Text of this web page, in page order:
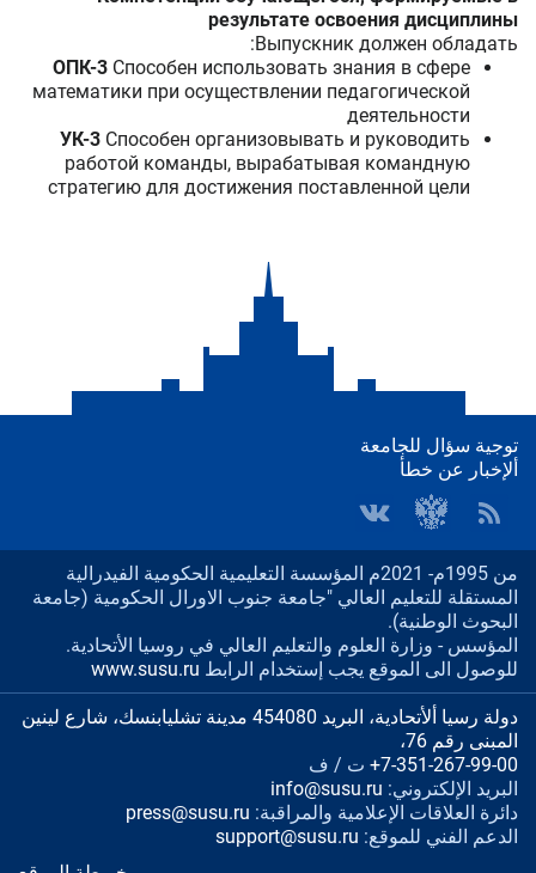
результате освоения дисциплины
Выпускник должен обладать:
ОПК-3 Способен использовать знания в сфере
математики при осуществлении педагогической
деятельности
УК-3 Способен организовывать и руководить
работой команды, вырабатывая командную
стратегию для достижения поставленной цели
توجية سؤال للجامعة
ألإخبار عن خطأ
من 1995م- 2021م المؤسسة التعليمية الحكومية الفيدرالية
المستقلة للتعليم العالي "جامعة جنوب الاورال الحكومية (جامعة
البحوث الوطنية).
المؤسس - وزارة العلوم والتعليم العالي في روسيا الأتحادية.
للوصول الى الموقع يجب إستخدام الرابط www.susu.ru
دولة رسيا ألأتحادية، البريد 454080 مدينة تشليابنسك، شارع لينين
المبنى رقم 76،
+7-351-267-99-00 ت / ف
البريد الإلكتروني: info@susu.ru
دائرة العلاقات الإعلامية والمراقبة: press@susu.ru
الدعم الفني للموقع: support@susu.ru